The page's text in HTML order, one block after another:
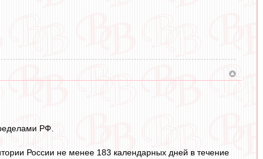
РФ.
России не менее 183 календарных дней в течение